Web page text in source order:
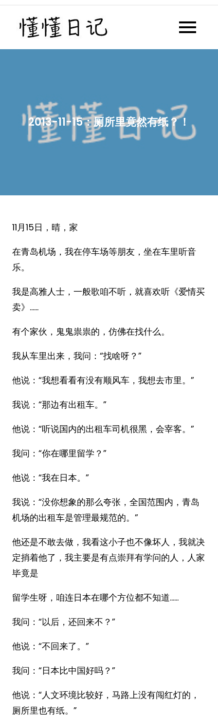
Skip
content
懂懂日记网每天同步更新懂懂学
2013-11-15：厕所里竟然有纸？！
11月15日，晴，家
在青岛机场，我在停车场等朋友，坐在车里听音
乐。
我是高雅人士，一般歌咱不听，就喜欢听《爱情买
卖》……
有个家伙，鬼鬼祟祟的，仿佛在找什么。
我从车里出来，我问：“找啥呀？”
他说：“我想看看有没有顺风车，我想去市里。”
我说：“那边有出租车。”
他说：“听说国内的出租车司机很黑，会宰客。”
我问：“你在哪里留学？”
他说：“我在日本。”
我说：“没你想象的那么夸张，全国范围内，青岛
机场的出租车是管理最规范的。”
他还是不敢去做，我看这小子也不像坏人，我就决
定捎着他了，我主要是有点崇拜有学问的人，人家
毕竟是
留学生呀，咱连日本在哪个方位都不知道……
我问：“以后，还回来不？”
他说：“不回来了。”
我问：“日本比中国好吗？”
他说：“人文环境比较好，马路上没有闯红灯的，
厕所里也有纸。”